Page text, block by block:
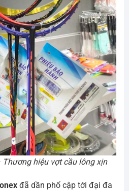
Thương hiệu vợt cầu lông xịn
đã dần phổ cập tới đại đa